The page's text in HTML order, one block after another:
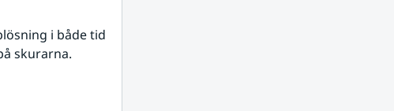
i både tid
skurarna.